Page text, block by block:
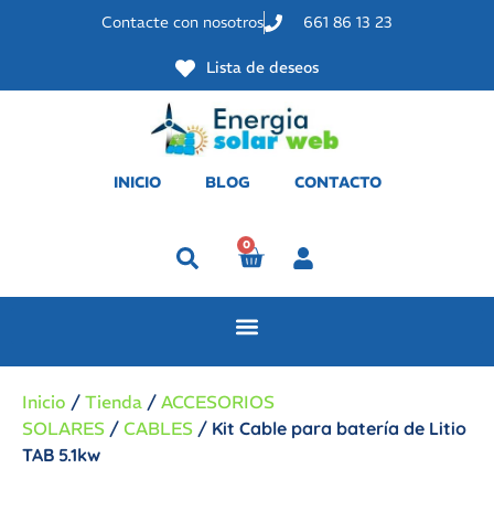
Contacte con nosotros 661 86 13 23
Lista de deseos
INICIO BLOG CONTACTO
0
Inicio / Tienda / ACCESORIOS
SOLARES / CABLES / Kit Cable para batería de Litio
TAB 5.1kw